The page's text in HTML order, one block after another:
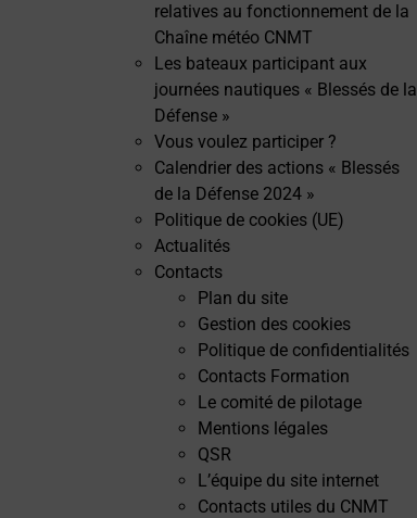
relatives au fonctionnement de la
Chaîne météo CNMT
Les bateaux participant aux
journées nautiques « Blessés de la
Défense »
Vous voulez participer ?
Calendrier des actions « Blessés
de la Défense 2024 »
Politique de cookies (UE)
Actualités
Contacts
Plan du site
Gestion des cookies
Politique de confidentialités
Contacts Formation
Le comité de pilotage
Mentions légales
QSR
L’équipe du site internet
Contacts utiles du CNMT